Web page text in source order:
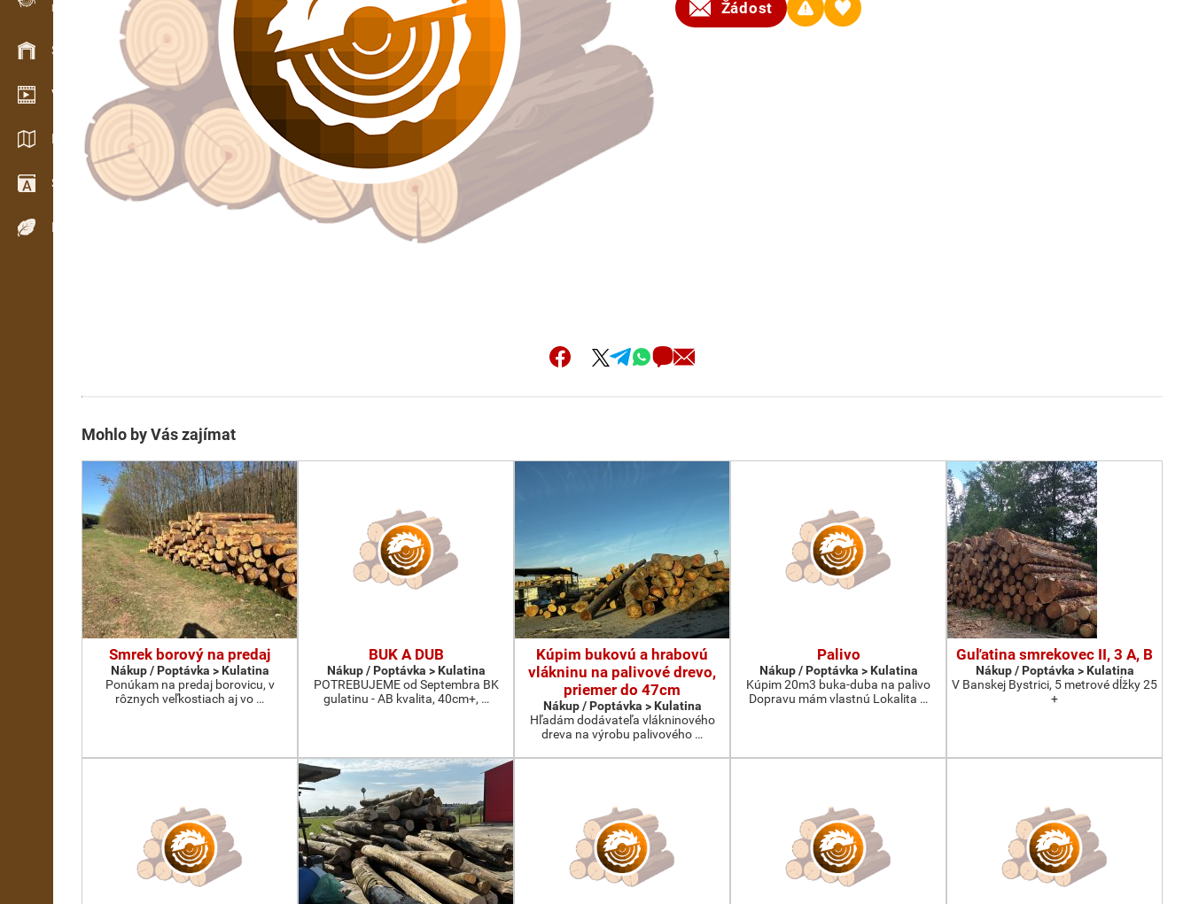
Evidence dřeva v terénu
Skladové hospodářství
Video showroom
Katalogy / Brožury
Slovník
Dřeviny
12.05.2026 Žádost
Mohlo by Vás zajímat
Smrek borový na predaj
Nákup / Poptávka > Kulatina
Ponúkam na predaj borovicu, v
rôznych veľkostiach aj vo …
BUK A DUB
Nákup / Poptávka > Kulatina
POTREBUJEME od Septembra BK
gulatinu - AB kvalita, 40cm+, …
Kúpim bukovú a hrabovú
vlákninu na palivové drevo,
priemer do 47cm
Nákup / Poptávka > Kulatina
Hľadám dodávateľa vlákninového
dreva na výrobu palivového …
Palivo
Nákup / Poptávka > Kulatina
Kúpim 20m3 buka-duba na palivo
Dopravu mám vlastnú Lokalita …
Guľatina smrekovec II, 3 A, B
Nákup / Poptávka > Kulatina
V Banskej Bystrici, 5 metrové dĺžky 25
+